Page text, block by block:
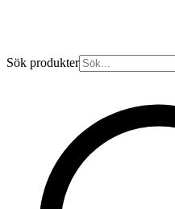
Sök produkter